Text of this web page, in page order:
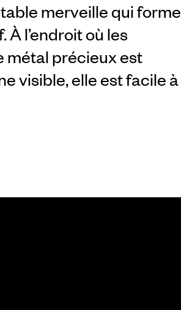
merveille qui forme
l’endroit où les
métal précieux est
visible, elle est facile à